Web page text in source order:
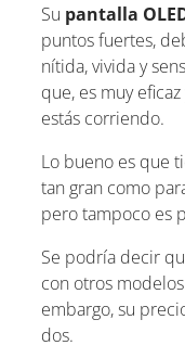
Su pantalla
puntos fuertes,
nítida, vivida y
que, es muy
estás corriendo.
Lo bueno es que
tan gran como
pero tampoco es
Se podría decir
con otros
embargo, su
dos.